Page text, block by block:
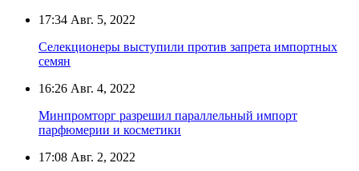
17:34 Авг. 5, 2022
Селекционеры выступили против запрета импортных
семян
16:26 Авг. 4, 2022
Минпромторг разрешил параллельный импорт
парфюмерии и косметики
17:08 Авг. 2, 2022